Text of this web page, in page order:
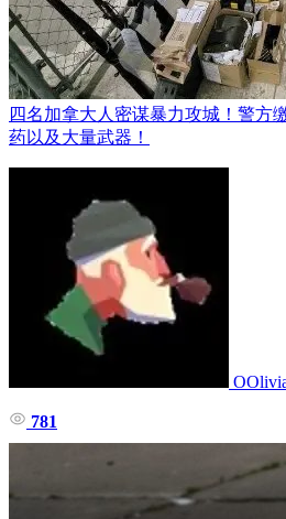
四名加拿大人密谋暴力攻城！警方
药以及大量武器！
781